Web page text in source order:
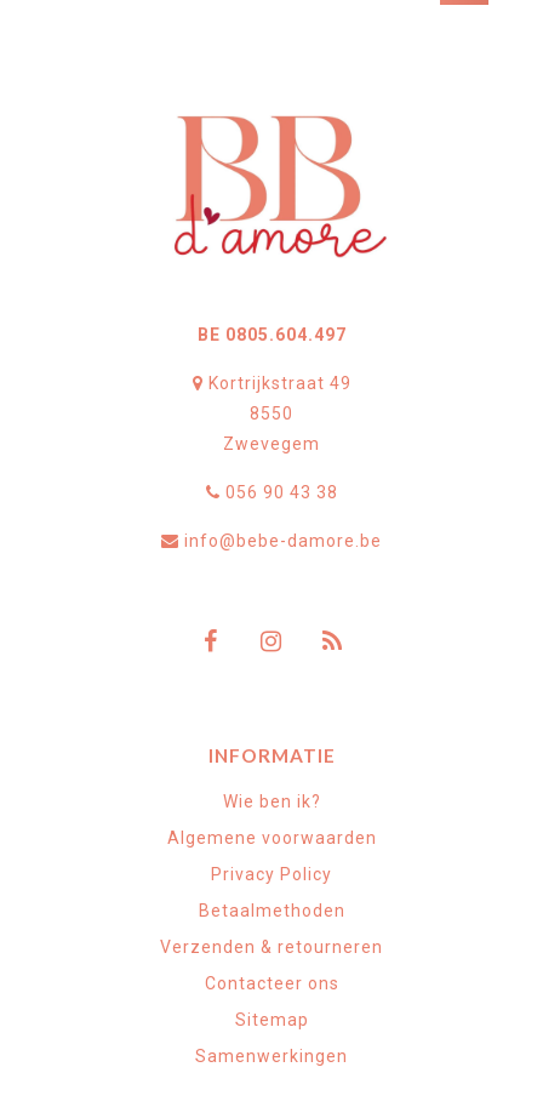
BE 0805.604.497
Kortrijkstraat 49
8550
Zwevegem
056 90 43 38
info@bebe-damore.be
INFORMATIE
Wie ben ik?
Algemene voorwaarden
Privacy Policy
Betaalmethoden
Verzenden & retourneren
Contacteer ons
Sitemap
Samenwerkingen